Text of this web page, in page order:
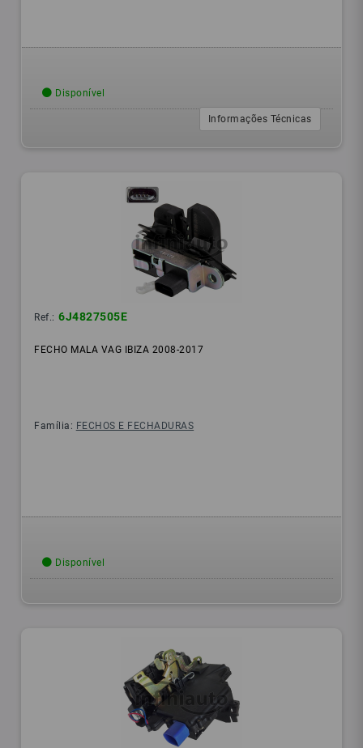
Disponível
Informações Técnicas
Ref.: 6J4827505E
FECHO MALA VAG IBIZA 2008-2017
Família: FECHOS E FECHADURAS
Disponível